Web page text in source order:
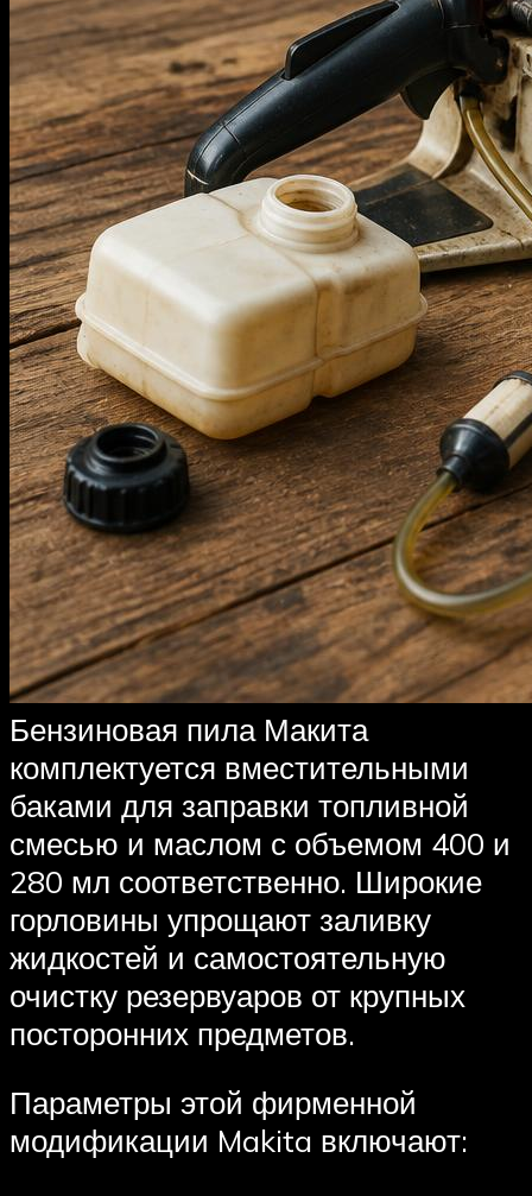
Бензиновая пила Макита
комплектуется вместительными
баками для заправки топливной
смесью и маслом с объемом 400 и
280 мл соответственно. Широкие
горловины упрощают заливку
жидкостей и самостоятельную
очистку резервуаров от крупных
посторонних предметов.
Параметры этой фирменной
модификации Makita включают: